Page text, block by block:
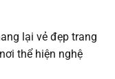
lại vẻ đẹp trang
thể hiện nghệ